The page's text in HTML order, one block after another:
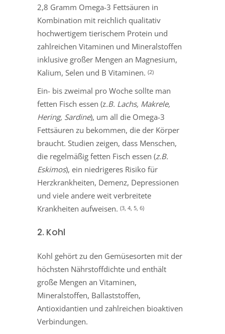
2,8 Gramm Omega-3 Fettsäuren in
Kombination mit reichlich qualitativ
hochwertigem tierischem Protein und
zahlreichen Vitaminen und Mineralstoffen
inklusive großer Mengen an Magnesium,
Kalium, Selen und B Vitaminen. (2)
Ein- bis zweimal pro Woche sollte man
fetten Fisch essen (z.B. Lachs, Makrele,
Hering, Sardine), um all die Omega-3
Fettsäuren zu bekommen, die der Körper
braucht. Studien zeigen, dass Menschen,
die regelmäßig fetten Fisch essen (z.B.
Eskimos), ein niedrigeres Risiko für
Herzkrankheiten, Demenz, Depressionen
und viele andere weit verbreitete
Krankheiten aufweisen. (3, 4, 5, 6)
2. Kohl
Kohl gehört zu den Gemüsesorten mit der
höchsten Nährstoffdichte und enthält
große Mengen an Vitaminen,
Mineralstoffen, Ballaststoffen,
Antioxidantien und zahlreichen bioaktiven
Verbindungen.